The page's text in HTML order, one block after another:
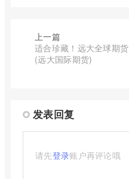
上一篇
适合珍藏！远大全球期货
(远大国际期货)
发表回复
请先登录账户再评论哦